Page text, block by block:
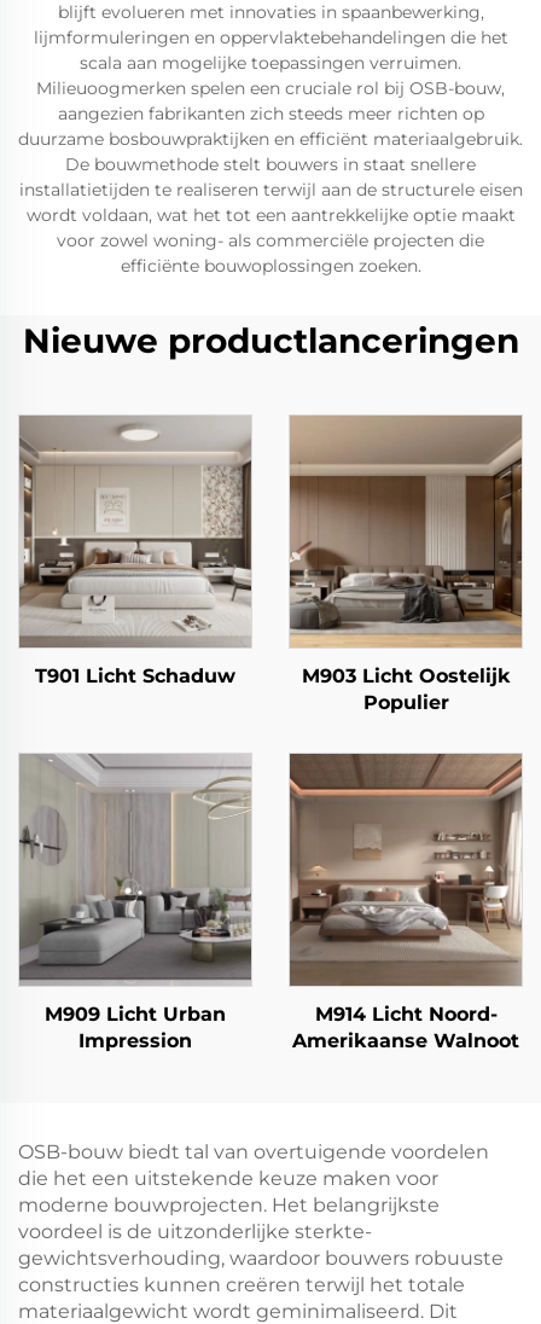
blijft evolueren met innovaties in spaanbewerking,
lijmformuleringen en oppervlaktebehandelingen die het
scala aan mogelijke toepassingen verruimen.
Milieuoogmerken spelen een cruciale rol bij OSB-bouw,
aangezien fabrikanten zich steeds meer richten op
duurzame bosbouwpraktijken en efficiënt materiaalgebruik.
De bouwmethode stelt bouwers in staat snellere
installatietijden te realiseren terwijl aan de structurele eisen
wordt voldaan, wat het tot een aantrekkelijke optie maakt
voor zowel woning- als commerciële projecten die
efficiënte bouwoplossingen zoeken.
Nieuwe productlanceringen
T901 Licht Schaduw
M903 Licht Oostelijk
Populier
M909 Licht Urban
Impression
M914 Licht Noord-
Amerikaanse Walnoot
OSB-bouw biedt tal van overtuigende voordelen
die het een uitstekende keuze maken voor
moderne bouwprojecten. Het belangrijkste
voordeel is de uitzonderlijke sterkte-
gewichtsverhouding, waardoor bouwers robuuste
constructies kunnen creëren terwijl het totale
materiaalgewicht wordt geminimaliseerd. Dit